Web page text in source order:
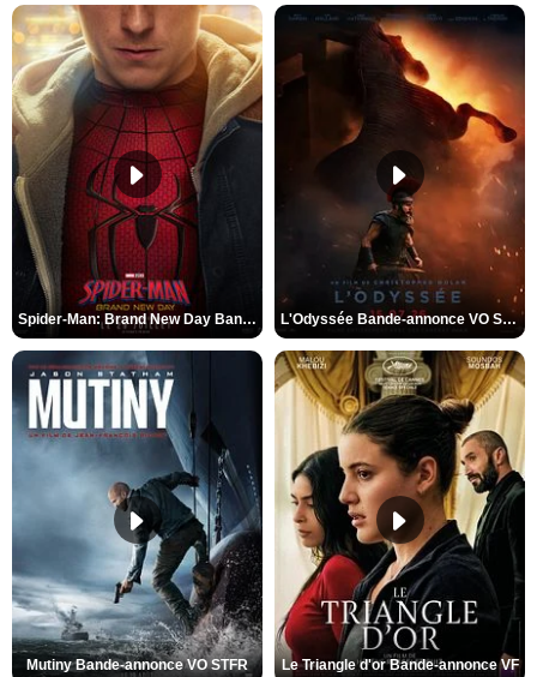
Spider-Man: Brand New Day Bande-annonce VO STFR L'Odyssée Bande-annonce VO STFR
Mutiny Bande-annonce VO STFR Le Triangle d'or Bande-annonce VF